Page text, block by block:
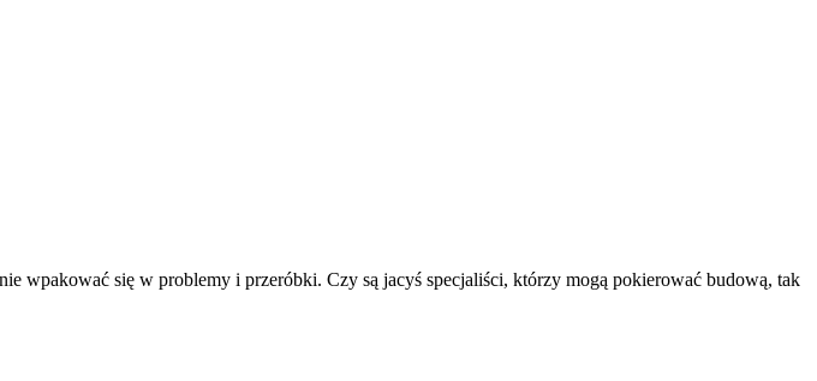
wpakować się w problemy i przeróbki. Czy są jacyś specjaliści, którzy mogą pokierować budową, tak